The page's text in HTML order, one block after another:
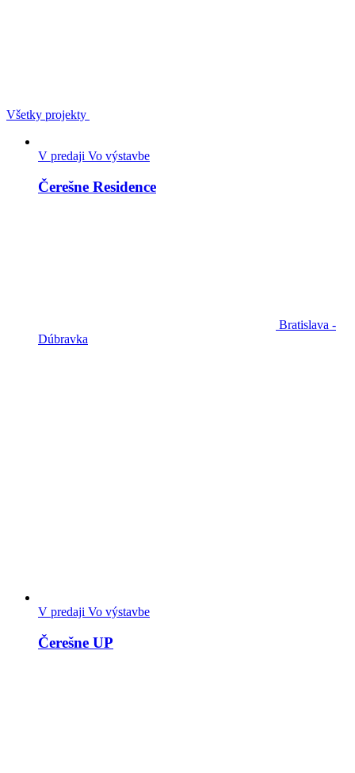
Všetky projekty
V predaji Vo výstavbe
Čerešne Residence
Bratislava -
Dúbravka
V predaji Vo výstavbe
Čerešne UP